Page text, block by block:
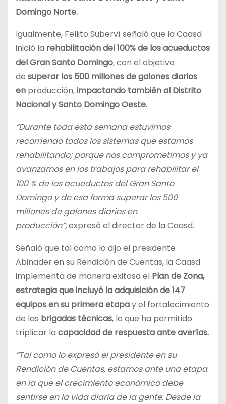
Domingo Norte.
Igualmente, Fellito Suberví señaló que la Caasd
inició la rehabilitación del 100% de los acueductos
del Gran Santo Domingo, con el objetivo
de superar los 500 millones de galones diarios
en producción,impactando también al Distrito
Nacional y Santo Domingo Oeste.
“Durante toda esta semana estuvimos
recorriendo todos los sistemas que estamos
rehabilitando; porque nos comprometimos y ya
avanzamos en los trabajos para rehabilitar el
100 % de los acueductos del Gran Santo
Domingo y de esa forma superar los 500
millones de galones diarios en
producción”,expresó el director de la Caasd.
Señaló que tal como lo dijo el presidente
Abinader en su Rendición de Cuentas, la Caasd
implementa de manera exitosa el Plan de Zona,
estrategia que incluyó la adquisición de 147
equipos en su primeraetapay el fortalecimiento
de las brigadas técnicas, lo que ha permitido
triplicar la capacidad de respuesta ante averías.
“Tal como lo expresó el presidente en su
Rendición de Cuentas, estamos ante una etapa
en la que el crecimiento económico debe
sentirse en la vida diaria de la gente. Desde la